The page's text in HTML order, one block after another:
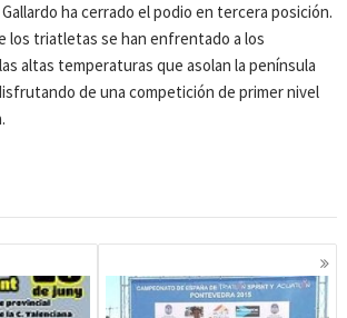
ha cerrado el podio en tercera posición.
los triatletas se han enfrentado a los
altas temperaturas que asolan la península
de una competición de primer nivel